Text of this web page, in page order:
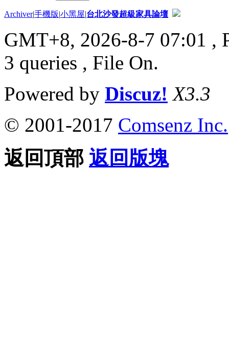
Archiver|手機版|小黑屋|台北沙發超級家具論壇
GMT+8, 2026-8-7 07:01 ,
3 queries , File On.
Powered by Discuz! X3.3
© 2001-2017 Comsenz Inc.
返回頂部 返回版塊